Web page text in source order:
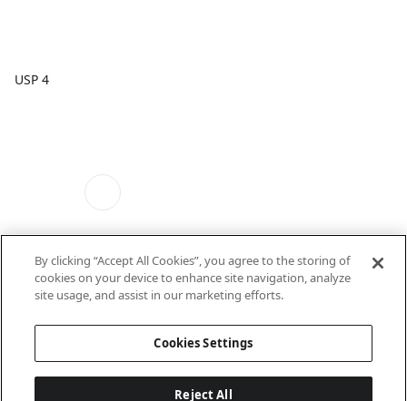
USP 4
USP 5
By clicking “Accept All Cookies”, you agree to the storing of
cookies on your device to enhance site navigation, analyze
site usage, and assist in our marketing efforts.
Cookies Settings
Reject All